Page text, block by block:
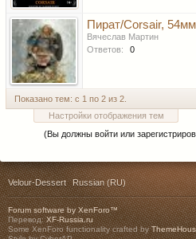
Пират/Corsair, 54мм
Вячеслав Мартин
Ответов:
0
Показано тем: с 1 по 2 из 2.
Настройки отображения тем
(Вы должны войти или
Velour-Dessert Russian (RU)
Forum software by XenForo™
Перевод:XF-Russia.ru
Some XenForo functionality crafted by